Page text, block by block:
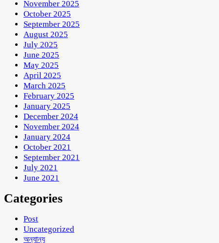
November 2025
October 2025
September 2025
August 2025
July 2025
June 2025
May 2025
April 2025
March 2025
February 2025
January 2025
December 2024
November 2024
January 2024
October 2021
September 2021
July 2021
June 2021
Categories
Post
Uncategorized
অন্যান্য